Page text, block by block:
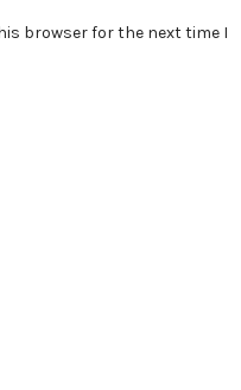
browser for the next time I